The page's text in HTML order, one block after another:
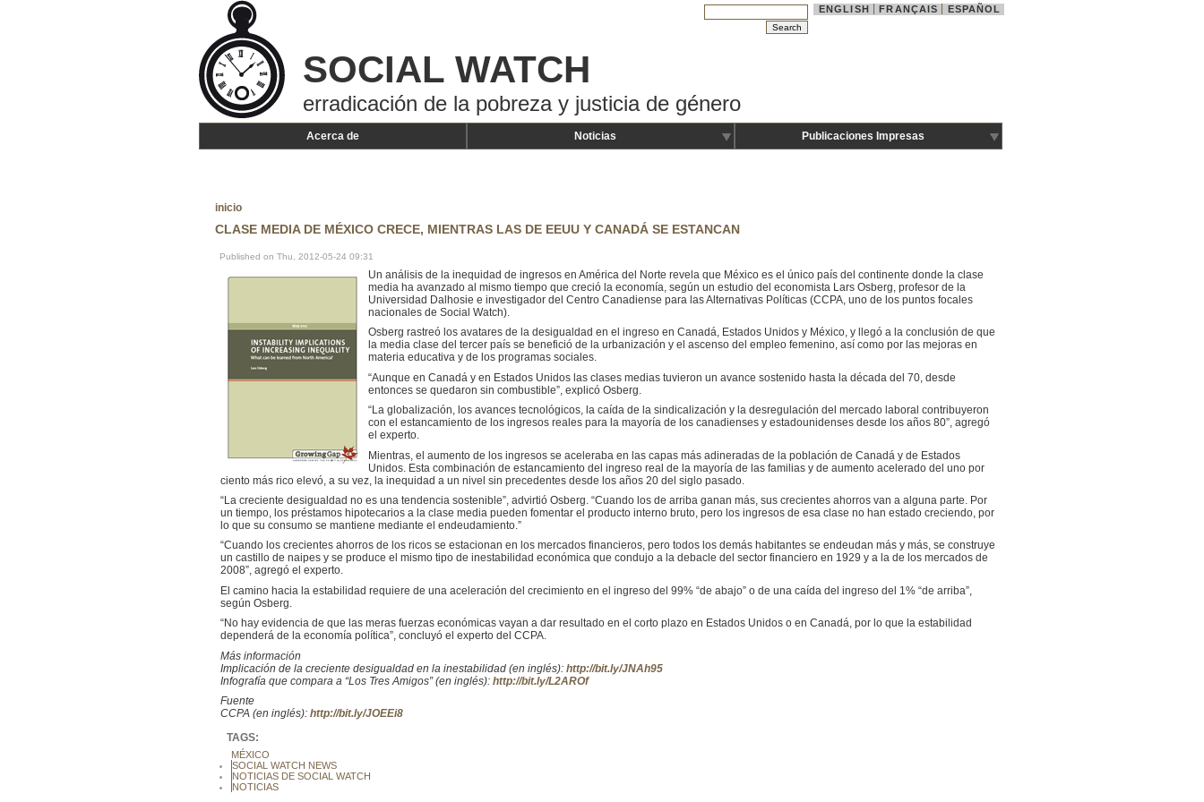
ENGLISH FRANÇAIS ESPAÑOL
SOCIAL WATCH
erradicación de la pobreza y justicia de género
Acerca de Noticias Publicaciones Impresas
inicio
CLASE MEDIA DE MÉXICO CRECE, MIENTRAS LAS DE EEUU Y CANADÁ SE ESTANCAN
Published on Thu, 2012-05-24 09:31
Un análisis de la inequidad de ingresos en América del Norte revela que México es el único país del continente donde la clase
media ha avanzado al mismo tiempo que creció la economía, según un estudio del economista Lars Osberg, profesor de la
Universidad Dalhosie e investigador del Centro Canadiense para las Alternativas Políticas (CCPA, uno de los puntos focales
nacionales de Social Watch).
Osberg rastreó los avatares de la desigualdad en el ingreso en Canadá, Estados Unidos y México, y llegó a la conclusión de que
la media clase del tercer país se benefició de la urbanización y el ascenso del empleo femenino, así como por las mejoras en
materia educativa y de los programas sociales.
“Aunque en Canadá y en Estados Unidos las clases medias tuvieron un avance sostenido hasta la década del 70, desde
entonces se quedaron sin combustible”, explicó Osberg.
“La globalización, los avances tecnológicos, la caída de la sindicalización y la desregulación del mercado laboral contribuyeron
con el estancamiento de los ingresos reales para la mayoría de los canadienses y estadounidenses desde los años 80”, agregó
el experto.
Mientras, el aumento de los ingresos se aceleraba en las capas más adineradas de la población de Canadá y de Estados
Unidos. Esta combinación de estancamiento del ingreso real de la mayoría de las familias y de aumento acelerado del uno por
ciento más rico elevó, a su vez, la inequidad a un nivel sin precedentes desde los años 20 del siglo pasado.
“La creciente desigualdad no es una tendencia sostenible”, advirtió Osberg. “Cuando los de arriba ganan más, sus crecientes ahorros van a alguna parte. Por
un tiempo, los préstamos hipotecarios a la clase media pueden fomentar el producto interno bruto, pero los ingresos de esa clase no han estado creciendo, por
lo que su consumo se mantiene mediante el endeudamiento.”
“Cuando los crecientes ahorros de los ricos se estacionan en los mercados financieros, pero todos los demás habitantes se endeudan más y más, se construye
un castillo de naipes y se produce el mismo tipo de inestabilidad económica que condujo a la debacle del sector financiero en 1929 y a la de los mercados de
2008”, agregó el experto.
El camino hacia la estabilidad requiere de una aceleración del crecimiento en el ingreso del 99% “de abajo” o de una caída del ingreso del 1% “de arriba”,
según Osberg.
“No hay evidencia de que las meras fuerzas económicas vayan a dar resultado en el corto plazo en Estados Unidos o en Canadá, por lo que la estabilidad
dependerá de la economía política”, concluyó el experto del CCPA.
Más información
Implicación de la creciente desigualdad en la inestabilidad (en inglés): http://bit.ly/JNAh95
Infografía que compara a “Los Tres Amigos” (en inglés): http://bit.ly/L2AROf
Fuente
CCPA (en inglés): http://bit.ly/JOEEi8
TAGS:
MÉXICO
SOCIAL WATCH NEWS
NOTICIAS DE SOCIAL WATCH
NOTICIAS